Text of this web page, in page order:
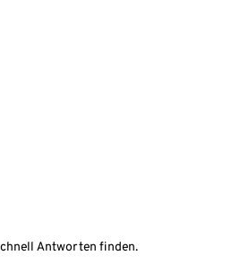
Antworten finden.